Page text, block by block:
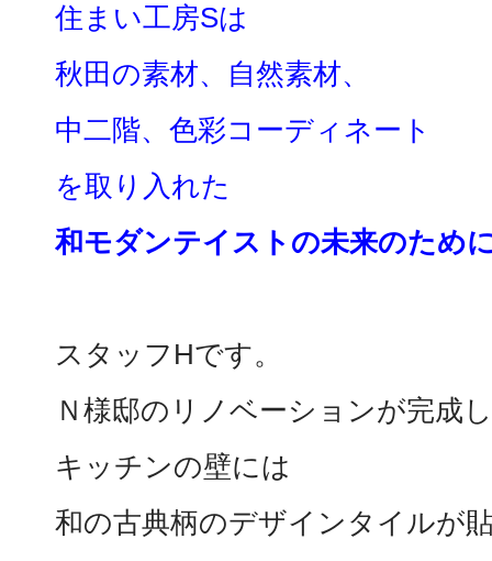
住まい工房Sは
秋田の素材、自然素材、
中二階、色彩コーディネート
を取り入れた
和モダンテイストの未来のため
スタッフHです。
Ｎ様邸のリノベーションが完成
キッチンの壁には
和の古典柄のデザインタイルが